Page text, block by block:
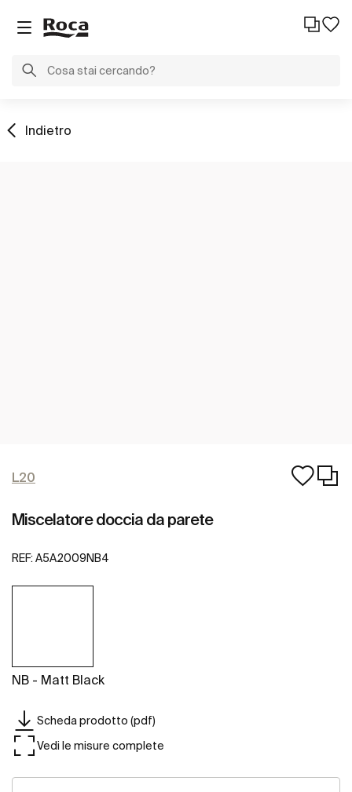
Indietro
L20
Miscelatore doccia da parete
REF: A5A2009NB4
NB - Matt Black
Scheda prodotto (pdf)
Vedi le misure complete